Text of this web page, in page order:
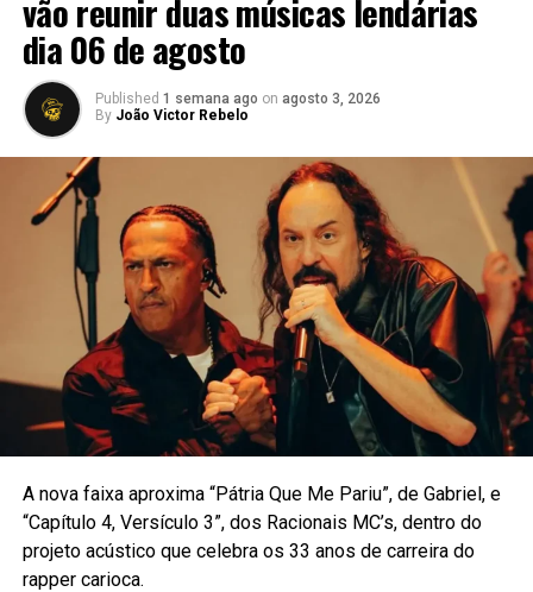
show começa muito antes do artista subir no palco e
continua muito depois que ele sai. Existe um processo
inteiro por trás de cada apresentação, cada lançamento,
cada decisão e cada passo público de uma carreira.
vão reunir duas músicas lendárias
dia 06 de agosto
Published 1 semana ago on agosto 3, 2026
By João Victor Rebelo
A nova faixa aproxima “Pátria Que Me Pariu”, de Gabriel, e
“Capítulo 4, Versículo 3”, dos Racionais MC’s, dentro do
projeto acústico que celebra os 33 anos de carreira do
rapper carioca.